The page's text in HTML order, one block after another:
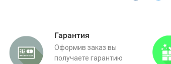
Гарантия
Оформив заказ вы
получаете гарантию